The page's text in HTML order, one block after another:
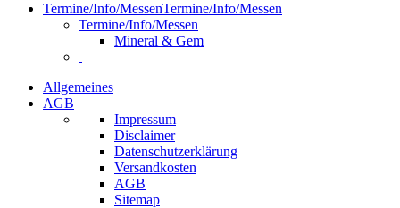
Termine/Info/MessenTermine/Info/Messen
Termine/Info/Messen
Mineral & Gem
Allgemeines
AGB
Impressum
Disclaimer
Datenschutzerklärung
Versandkosten
AGB
Sitemap